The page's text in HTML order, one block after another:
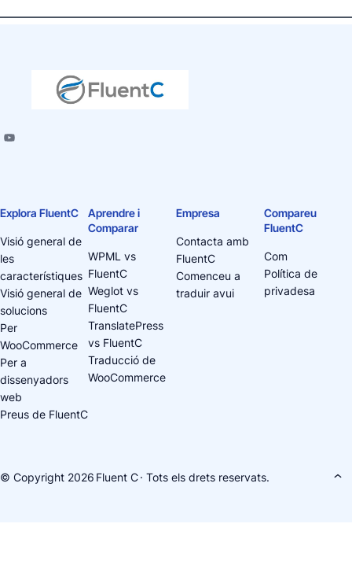
Explora FluentC
Visió general de
les
característiques
Visió general de
solucions
Per
WooCommerce
Per a
dissenyadors
web
Preus de FluentC
Aprendre i
Comparar
WPML vs
FluentC
Weglot vs
FluentC
TranslatePress
vs FluentC
Traducció de
WooCommerce
Empresa
Contacta amb
FluentC
Comenceu a
traduir avui
Compareu
FluentC
Com
Política de
privadesa
© Copyright 2026 Fluent C· Tots els drets reservats.